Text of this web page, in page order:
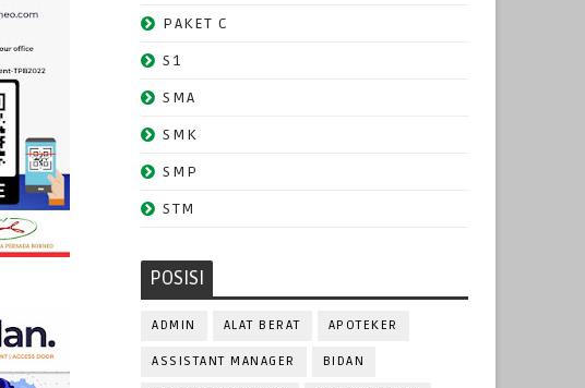
PAKET C
S1
SMA
SMK
SMP
STM
POSISI
ADMIN ALAT BERAT APOTEKER
ASSISTANT MANAGER BIDAN